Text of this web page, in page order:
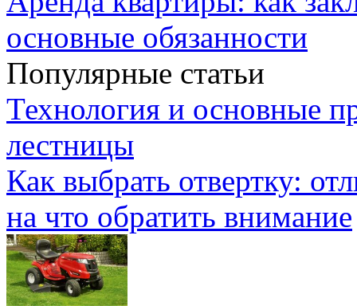
основные обязанности
Популярные статьи
Технология и основные
лестницы
Как выбрать отвертку:
на что обратить внимание